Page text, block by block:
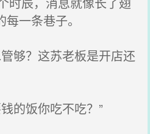
一条巷子。
够？这苏老板是开店还
的饭你吃不吃？”